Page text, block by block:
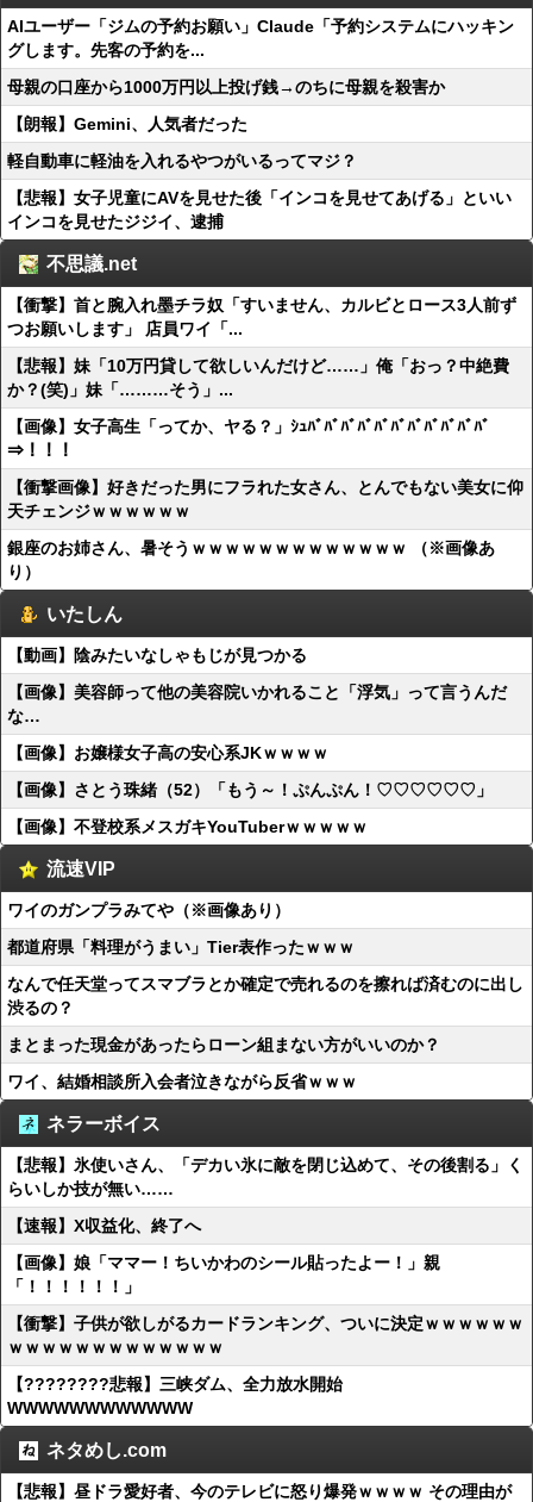
AIユーザー「ジムの予約お願い」Claude「予約システムにハッキン
グします。先客の予約を...
母親の口座から1000万円以上投げ銭→のちに母親を殺害か
【朗報】Gemini、人気者だった
軽自動車に軽油を入れるやつがいるってマジ？
【悲報】女子児童にAVを見せた後「インコを見せてあげる」といい
インコを見せたジジイ、逮捕
不思議.net
【衝撃】首と腕入れ墨チラ奴「すいません、カルビとロース3人前ず
つお願いします」 店員ワイ「...
【悲報】妹「10万円貸して欲しいんだけど……」俺「おっ？中絶費
か？(笑)」妹「………そう」...
【画像】女子高生「ってか、ヤる？」ｼｭﾊﾞﾊﾞﾊﾞﾊﾞﾊﾞﾊﾞﾊﾞﾊﾞﾊﾞﾊﾞﾊﾞ
⇒！！！
【衝撃画像】好きだった男にフラれた女さん、とんでもない美女に仰
天チェンジｗｗｗｗｗｗ
銀座のお姉さん、暑そうｗｗｗｗｗｗｗｗｗｗｗｗｗ （※画像あ
り）
いたしん
【動画】陰みたいなしゃもじが見つかる
【画像】美容師って他の美容院いかれること「浮気」って言うんだ
な…
【画像】お嬢様女子高の安心系JKｗｗｗｗ
【画像】さとう珠緒（52）「もう～！ぷんぷん！♡♡♡♡♡♡」
【画像】不登校系メスガキYouTuberｗｗｗｗｗ
流速VIP
ワイのガンプラみてや（※画像あり）
都道府県「料理がうまい」Tier表作ったｗｗｗ
なんで任天堂ってスマブラとか確定で売れるのを擦れば済むのに出し
渋るの？
まとまった現金があったらローン組まない方がいいのか？
ワイ、結婚相談所入会者泣きながら反省ｗｗｗ
ネラーボイス
【悲報】氷使いさん、「デカい氷に敵を閉じ込めて、その後割る」く
らいしか技が無い……
【速報】X収益化、終了へ
【画像】娘「ママー！ちいかわのシール貼ったよー！」親
「！！！！！！」
【衝撃】子供が欲しがるカードランキング、ついに決定ｗｗｗｗｗｗ
ｗｗｗｗｗｗｗｗｗｗｗｗｗ
【????????悲報】三峡ダム、全力放水開始
WWWWWWWWWWWW
ネタめし.com
【悲報】昼ドラ愛好者、今のテレビに怒り爆発ｗｗｗｗ その理由が